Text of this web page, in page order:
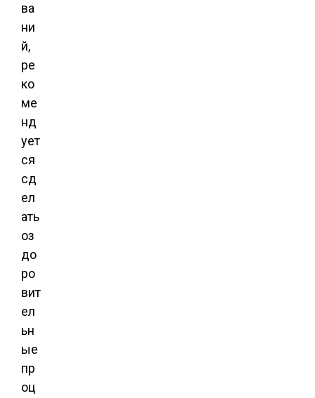
ва
ни
й,
ре
ко
ме
нд
ует
ся
сд
ел
ать
оз
до
ро
вит
ел
ьн
ые
пр
оц